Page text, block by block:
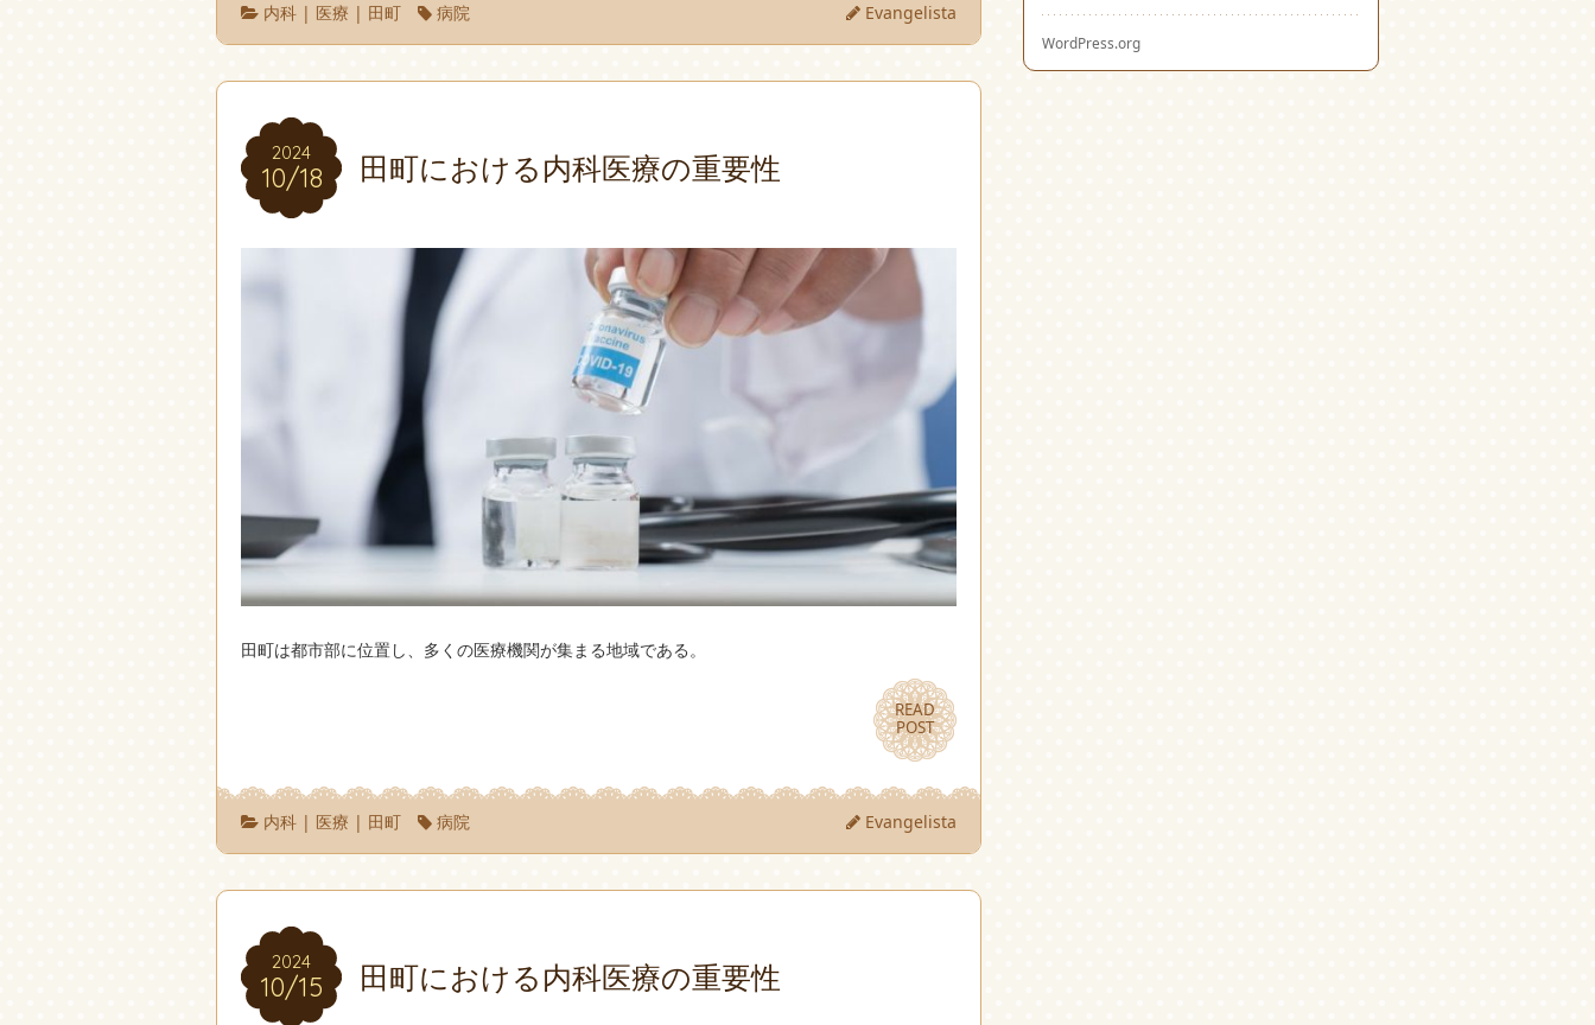
内科 | 医療 | 田町 病院 Evangelista
2024
10/18
2024
10/18 田町における内科医療の重要性
田町は都市部に位置し、多くの医療機関が集まる地域である。
READ
POST
READ
POST
内科 | 医療 | 田町 病院 Evangelista
2024
10/15
2024
10/15 田町における内科医療の重要性
WordPress.org